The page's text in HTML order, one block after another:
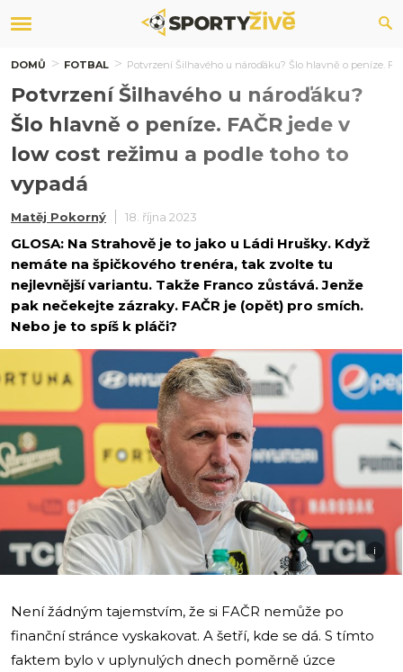
DOMŮ FOTBAL Potvrzení Šilhavého u nároďáku? Šlo hlavně o peníze.
Potvrzení Šilhavého u nároďáku?
Šlo hlavně o peníze. FAČR jede v
low cost režimu a podle toho to
vypadá
Matěj Pokorný 18. října 2023
GLOSA: Na Strahově je to jako u Ládi Hrušky. Když
nemáte na špičkového trenéra, tak zvolte tu
nejlevnější variantu. Takže Franco zůstává. Jenže
pak nečekejte zázraky. FAČR je (opět) pro smích.
Nebo je to spíš k pláči?
i
Není žádným tajemstvím, že si FAČR nemůže po
finanční stránce vyskakovat. A šetří, kde se dá. S tímto
faktem bylo v uplynulých dnech poměrně úzce